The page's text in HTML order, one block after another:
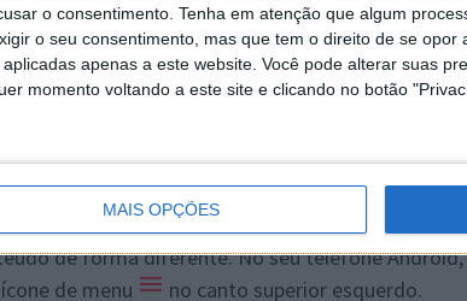
o consentimento. Tenha em atenção que algum
o seu consentimento, mas que tem o direito de se
apenas a este website. Você pode alterar suas
momento voltando a este site e clicando no botão
MAIS OPÇÕES
dominar o serviço
os separadores na parte inferior da app
de forma diferente. No seu telefone Android,
de menu
no canto superior esquerdo.